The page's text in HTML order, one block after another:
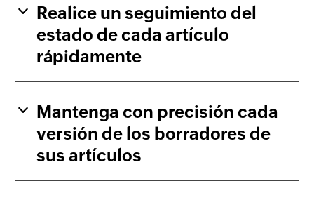
Realice un seguimiento del
estado de cada artículo
rápidamente
Mantenga con precisión cada
versión de los borradores de
sus artículos